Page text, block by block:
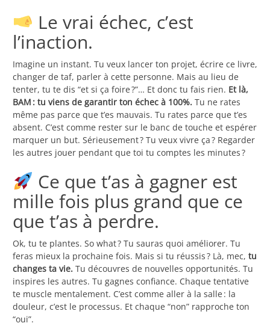
Le vrai échec, c’est
l’inaction.
Imagine un instant. Tu veux lancer ton projet, écrire ce livre,
changer de taf, parler à cette personne. Mais au lieu de
tenter, tu te dis “et si ça foire ?”… Et donc tu fais rien. Et là,
BAM : tu viens de garantir ton échec à 100%. Tu ne rates
même pas parce que t’es mauvais. Tu rates parce que t’es
absent. C’est comme rester sur le banc de touche et espérer
marquer un but. Sérieusement ? Tu veux vivre ça ? Regarder
les autres jouer pendant que toi tu comptes les minutes ?
Ce que t’as à gagner est
mille fois plus grand que ce
que t’as à perdre.
Ok, tu te plantes. So what ? Tu sauras quoi améliorer. Tu
feras mieux la prochaine fois. Mais si tu réussis ? Là, mec, tu
changes ta vie. Tu découvres de nouvelles opportunités. Tu
inspires les autres. Tu gagnes confiance. Chaque tentative
te muscle mentalement. C’est comme aller à la salle : la
douleur, c’est le processus. Et chaque “non” rapproche ton
“oui”.